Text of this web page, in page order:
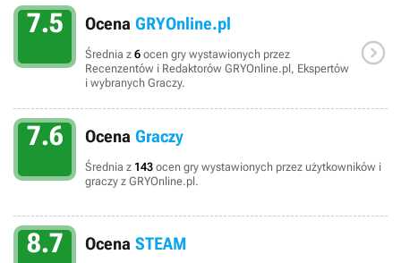
7.5 Ocena GRYOnline.pl
Średnia z 6 ocen gry wystawionych przez
Recenzentów i Redaktorów GRYOnline.pl, Ekspertów
i wybranych Graczy.

7.6 Ocena Graczy
Średnia z 143 ocen gry wystawionych przez użytkowników i
graczy z GRYOnline.pl.
8.7 Ocena STEAM